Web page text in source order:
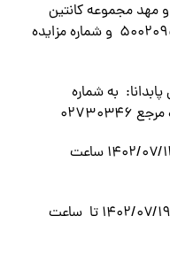
و مهد مجموعه کانتین
معدن پابدانا: به شماره ۵۰۰۲۰۹۵۵۱۱۰۰۰۰۱۸ و شماره مزایده
به شماره
زمان انتشار در سایت : تاریخ۱۴۰۲/۰۷/۱۲ ساعت
مهلت دریافت اسناد مزایده : تا تاریخ۱۴۰۲/۰۷/۱۹ تا ساعت